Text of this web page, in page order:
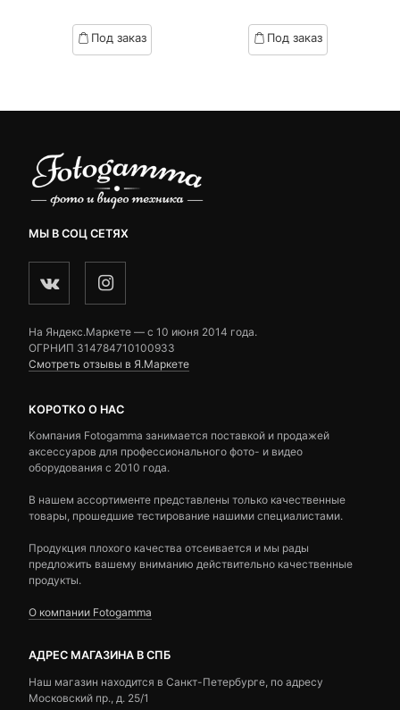
based
onПод заказ
based
onПод заказ
МЫ В СОЦ СЕТЯХ
На Яндекс.Маркете — c 10 июня 2014 года.
ОГРНИП 314784710100933
Смотреть отзывы в Я.Маркете
КОРОТКО О НАС
Компания Fotogamma занимается поставкой и продажей
аксессуаров для профессионального фото- и видео
оборудования с 2010 года.
В нашем ассортименте представлены только качественные
товары, прошедшие тестирование нашими специалистами.
Продукция плохого качества отсеивается и мы рады
предложить вашему вниманию действительно качественные
продукты.
О компании Fotogamma
АДРЕС МАГАЗИНА В СПБ
Наш магазин находится в Санкт-Петербурге, по адресу
Московский пр., д. 25/1